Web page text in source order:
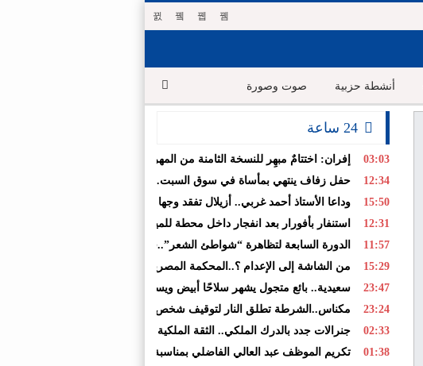
أنشطة حزبية صوت وصورة
03:03
إفران: اختتامٌ مبهِر للنسخة الثامنة من المهرجان الدولي: بين سيمفونية
12:34
حفل زفاف ينتهي بمأساة في سوق السبت.. قتيل و3 جرحى في شجار
15:50
وداعا الأستاذ أحمد غربي.. أزيلال تفقد وجها تربويا ترك بصمة في قلوب
12:31
استنفار بأفورار بعد انفجار داخل محطة للمياه.. 29 حالة اختناق والساكنة تغادر منازلها خوفاً من الغاز
11:57
الدورة السابعة لتظاهرة “شواطئ الشعر”..فعاليات ثقافية تواصل السفر بين
15:29
من الشاشة إلى الإعدام ؟..المحكمة المصرية تحيل أوراق المذيعة سارة
23:47
سعيدية.. بائع متجول يشهر سلاحًا أبيض ويستولي على سيارة تابعة للجماعة
23:24
مكناس..الشرطة تطلق النار لتوقيف شخص اعتدى على والديه وأصاب شرطيا
02:33
جنرالات جدد بالدرك الملكي.. الثقة الملكية تتوج مسارات مهنية متميزة
01:38
تكريم الموظف عبد العالي الفاضلي بمناسبة انتقاله إلى المديرية الإقليمية